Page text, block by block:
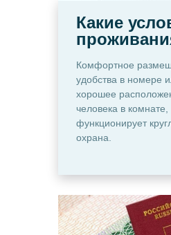
Какие
Комфортное
удобства в номере
хорошее
человека в комнате,
функционирует
охрана.